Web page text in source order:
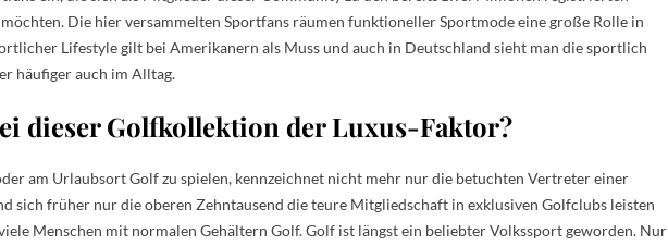
Die hier versammelten Sportfans räumen funktioneller Sportmode eine große Rolle in
Lifestyle gilt bei Amerikanern als Muss und auch in Deutschland sieht man die sportlich
häufiger auch im Alltag.
dieser Golfkollektion der Luxus-Faktor?
am Urlaubsort Golf zu spielen, kennzeichnet nicht mehr nur die betuchten Vertreter einer
sich früher nur die oberen Zehntausend die teure Mitgliedschaft in exklusiven Golfclubs leisten
Menschen mit normalen Gehältern Golf. Golf ist längst ein beliebter Volkssport geworden. Nur